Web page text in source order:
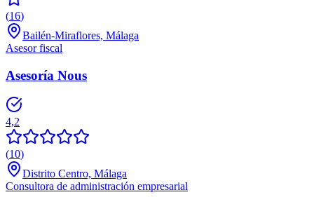
(16)
Bailén-Miraflores, Málaga
Asesor fiscal
Asesoría Nous
4,2
(10)
Distrito Centro, Málaga
Consultora de administración empresarial